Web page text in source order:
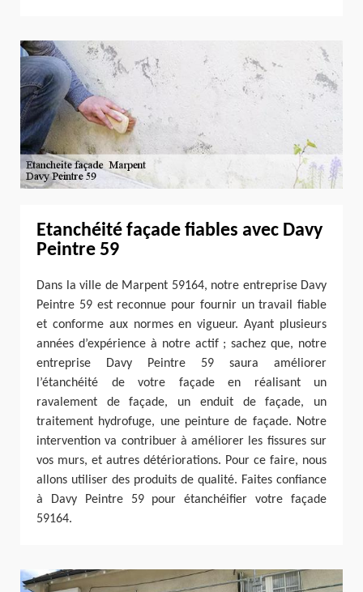
Etanchéité façade fiables avec Davy
Peintre 59
Dans la ville de Marpent 59164, notre entreprise Davy
Peintre 59 est reconnue pour fournir un travail fiable
et conforme aux normes en vigueur. Ayant plusieurs
années d’expérience à notre actif ; sachez que, notre
entreprise Davy Peintre 59 saura améliorer
l’étanchéité de votre façade en réalisant un
ravalement de façade, un enduit de façade, un
traitement hydrofuge, une peinture de façade. Notre
intervention va contribuer à améliorer les fissures sur
vos murs, et autres détériorations. Pour ce faire, nous
allons utiliser des produits de qualité. Faites confiance
à Davy Peintre 59 pour étanchéifier votre façade
59164.